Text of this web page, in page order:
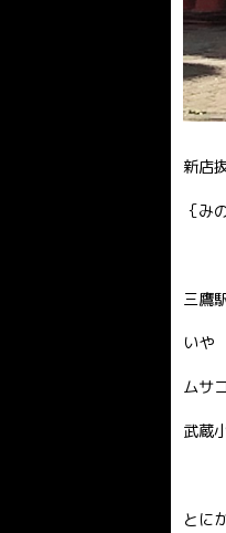
新店
｛み
三鷹
いや
ムサ
武蔵
とに